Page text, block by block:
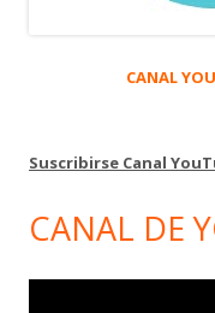
CANAL
Suscribirse Canal
CANAL DE